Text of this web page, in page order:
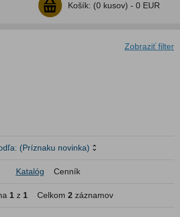
Košík: (0 kusov) - 0 EUR
Zobraziť filter
(Príznaku novinka)
Katalóg Cenník
1 z 1 Celkom 2 záznamov